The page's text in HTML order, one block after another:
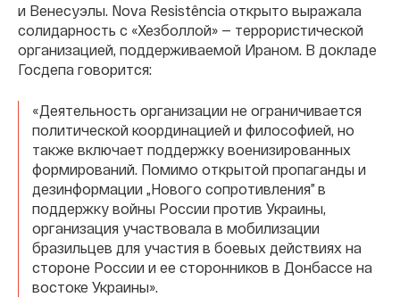
и Венесуэлы. Nova Resistência открыто выражала
солидарность с «Хезболлой» — террористической
организацией, поддерживаемой Ираном. В докладе
Госдепа говорится:
«Деятельность организации не ограничивается
политической координацией и философией, но
также включает поддержку военизированных
формирований. Помимо открытой пропаганды и
дезинформации „Нового сопротивления” в
поддержку войны России против Украины,
организация участвовала в мобилизации
бразильцев для участия в боевых действиях на
стороне России и ее сторонников в Донбассе на
востоке Украины».